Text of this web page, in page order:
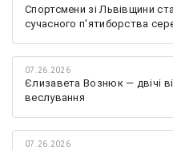
Спортсмени зі Львівщини
сучасного п'ятиборства
07.26.2026
Єлизавета Вознюк — двічі
веслування
07.26.2026